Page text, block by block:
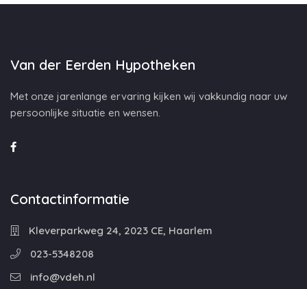
Van der Eerden Hypotheken
Met onze jarenlange ervaring kijken wij vakkundig naar uw
persoonlijke situatie en wensen.
Contactinformatie
Kleverparkweg 24, 2023 CE, Haarlem
023-5348208
info@vdeh.nl